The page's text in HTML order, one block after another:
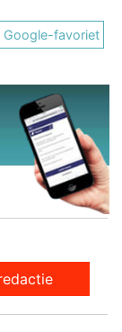
Google-favoriet